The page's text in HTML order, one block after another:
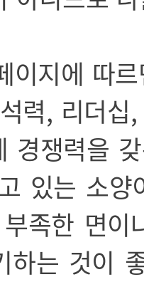
이지에 따
력, 리더십
경쟁력을
있는 소양
족한 면이
하는 것이